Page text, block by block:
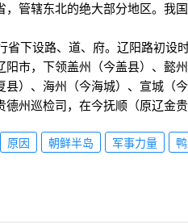
，管辖东北的绝大部分地区。我
设路、道、府。辽阳路初设时
阳市，下领盖州（今盖县）、懿
县）、海州（今海城）、宣城（
德州巡检司，在今抚顺（原辽金
原因 朝鲜半岛 军事力量